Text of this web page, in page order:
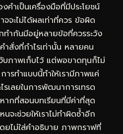
คำเป็นเครื่องมือที่มีประโยชน์
จะไม่ได้ผลเท่าที่ควร ข้อผิด
ำกันมีอยู่หลายข้อที่ควรระวัง
สั่งที่กำไรเท่านั้น หลายคน
บภาพเก็บไว้ แต่พอขาดทุนก็ไม่
ารทำแบบนี้ทำให้เรามีภาพแค่
รเลยในการพัฒนาการเทรด
ากที่สอนบทเรียนที่มีค่าที่สุด
นจะช่วยให้เราไม่ทำผิดซ้ำอีก
ยไม่ใส่คำอธิบาย ภาพกราฟที่